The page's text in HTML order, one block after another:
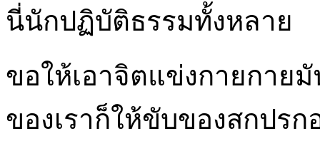
นี่นักปฏิบัติธรรมทั้งหลาย
ขอให้เอาจิตแข่งกายกาย
ของเราก็ให้ขับของสกปรก